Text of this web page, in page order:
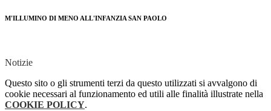
M'ILLUMINO DI MENO ALL'INFANZIA SAN PAOLO
Notizie
Questo sito o gli strumenti terzi da questo utilizzati si avvalgono di
cookie necessari al funzionamento ed utili alle finalità illustrate nella
COOKIE POLICY.